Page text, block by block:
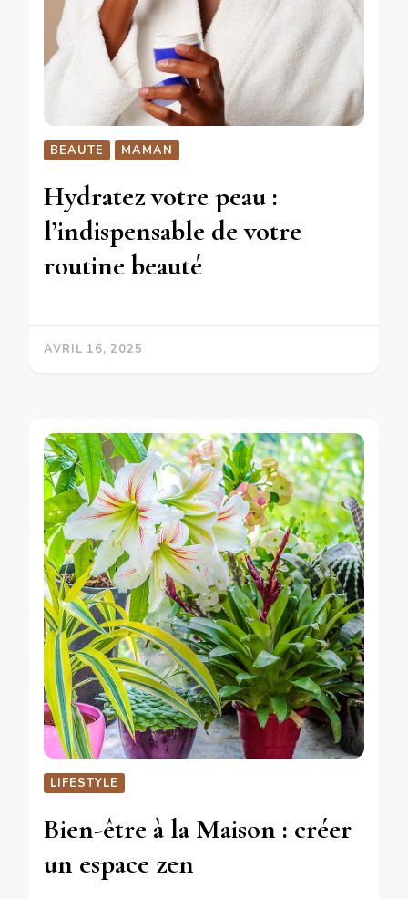
BEAUTE MAMAN
Hydratez votre peau :
l’indispensable de votre
routine beauté
AVRIL 16, 2025
LIFESTYLE
Bien-être à la Maison : créer
un espace zen